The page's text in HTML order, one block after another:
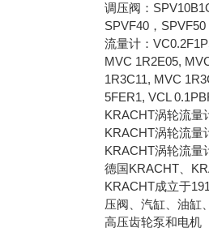
调压阀：
SPVF40，
流量计：
MVC 1R2E05,
1R3C11, MVC
5FER1, VCL
KRACHT涡轮流
KRACHT涡轮流量
KRACHT涡轮流量
德国KRACHT、
KRACHT成立于
压阀、汽缸、油缸
高压齿轮泵和电机